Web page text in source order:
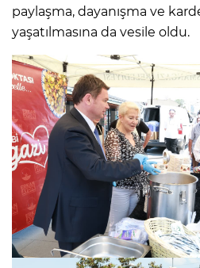
paylaşma, dayanışma ve
yaşatılmasına da vesile oldu.